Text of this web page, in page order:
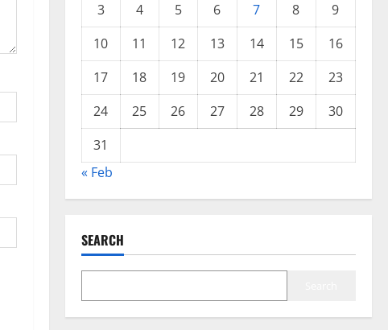
3
4 5 6 7 8
9
10
11 12 13 14 15
16
17
18 19 20 21 22
23
24
25 26 27 28 29
30
31
« Feb
SEARCH